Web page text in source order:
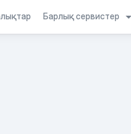
Барлық сервистер